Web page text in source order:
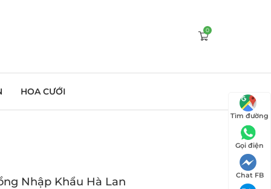
0
HOA CƯỚI
Nhập Khẩu Hà Lan
Tìm đường
Gọi điện
Chat FB